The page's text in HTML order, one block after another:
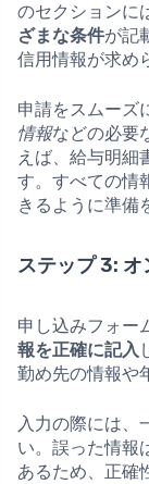
のセクションに
ざまな条件が記
信用情報が求め
申請をスムーズ
情報などの必要
えば、給与明細
す。すべての情
きるように準備
ステップ 3:
申し込みフォー
報を正確に記入
勤め先の情報や
入力の際には、
い。誤った情報
あるため、正確